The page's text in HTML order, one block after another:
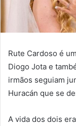
Rute Cardoso é
Diogo Jota e
irmãos seguiam
Huracán que se
A vida dos dois